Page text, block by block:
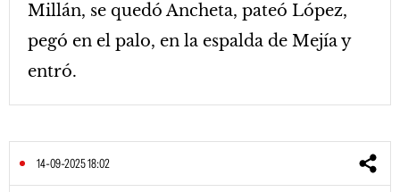
Millán, se quedó Ancheta, pateó López,
pegó en el palo, en la espalda de Mejía y
entró.
14-09-2025 18:02